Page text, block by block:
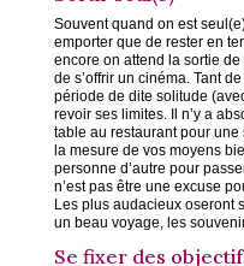
Souvent quand on est
emporter que de rester en
encore on attend la sortie
de s’offrir un cinéma. Tant
période de dite solitude
revoir ses limites. Il n’y a
table au restaurant pour
la mesure de vos moyens
personne d’autre pour
n’est pas être une excuse
Les plus audacieux oseront
un beau voyage, les
Se fixer des